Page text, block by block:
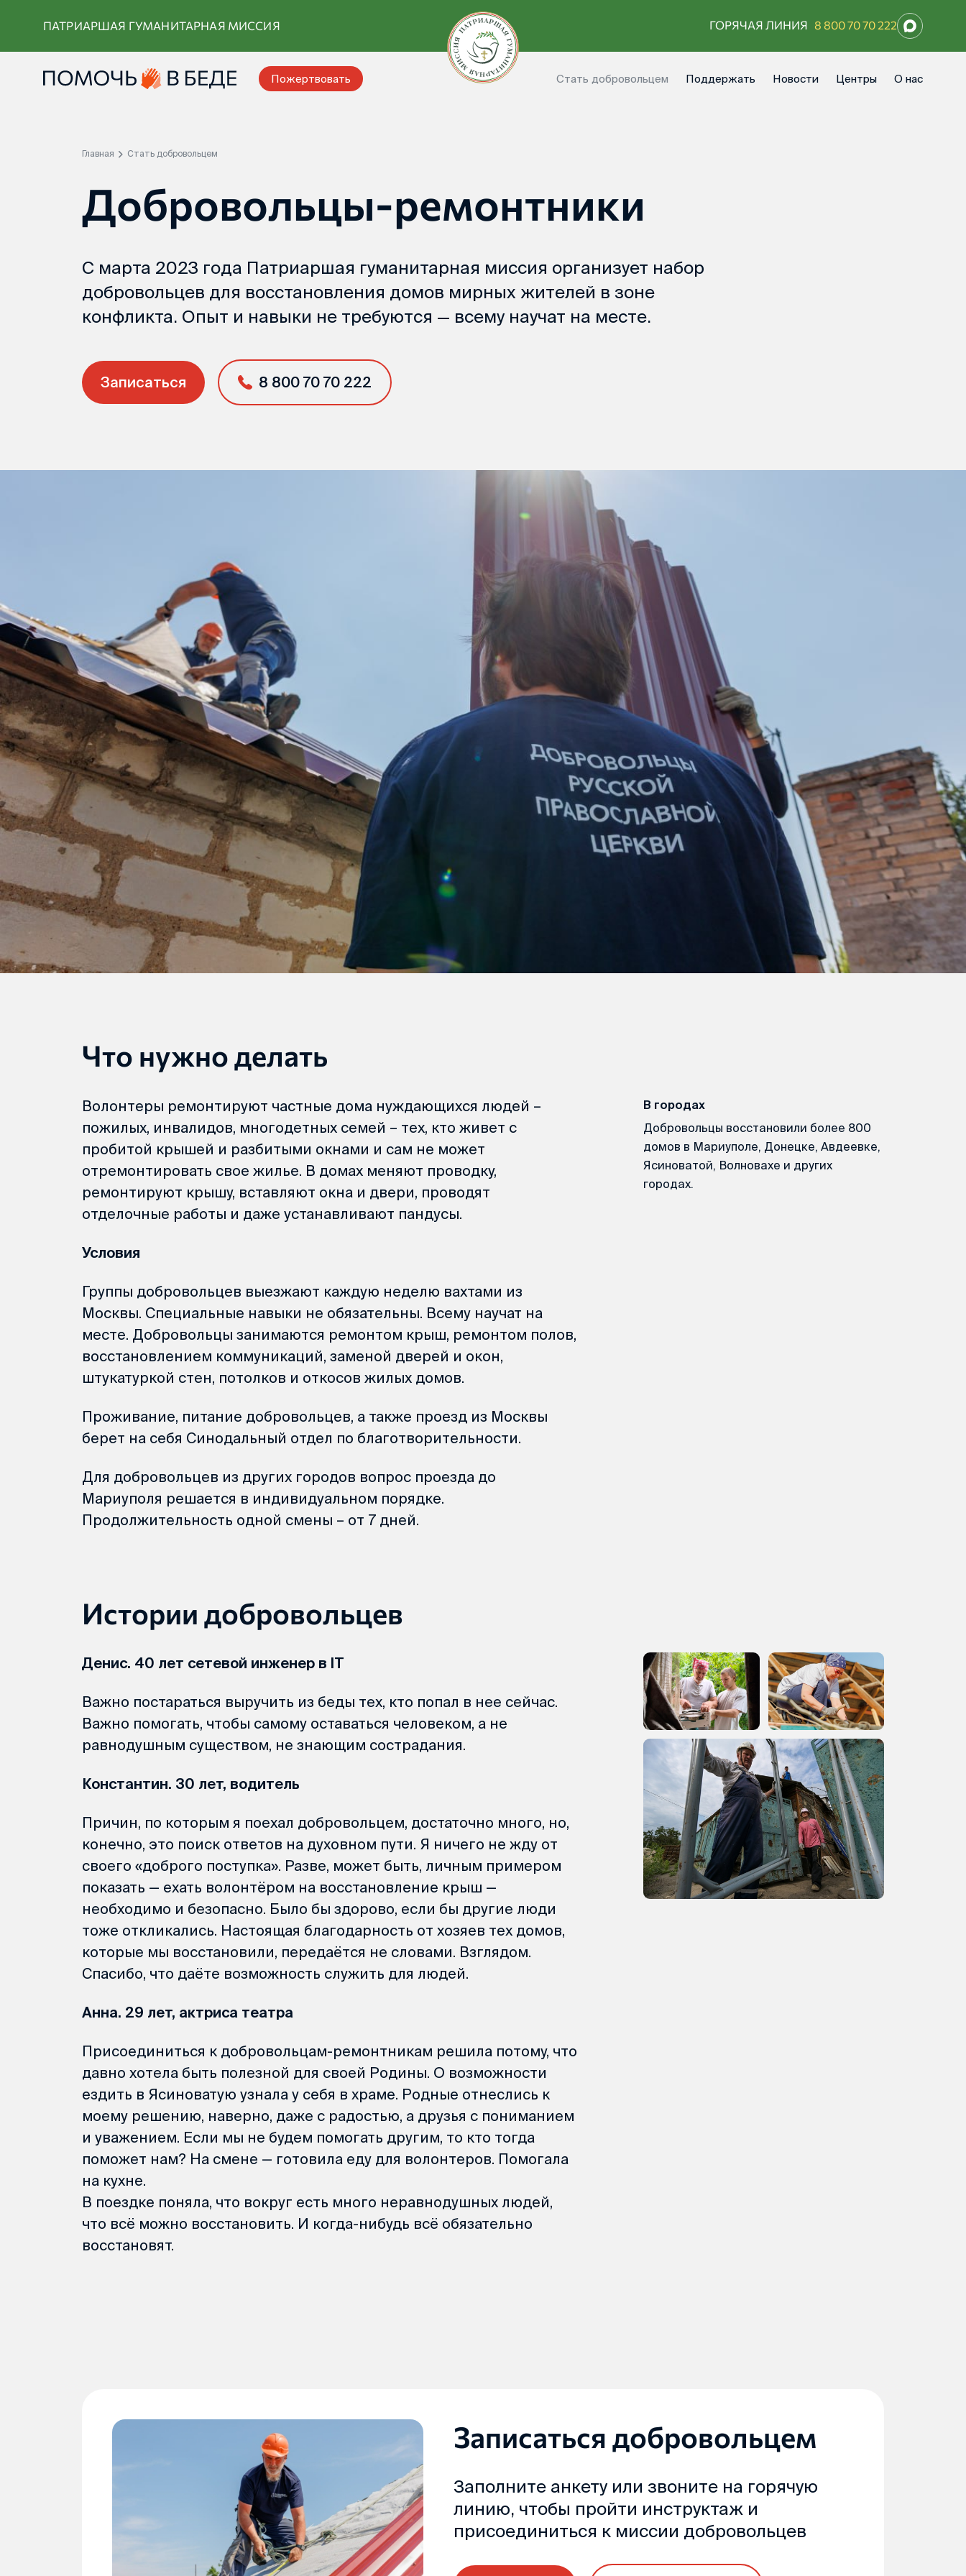
ПАТРИАРШАЯ ГУМАНИТАРНАЯ МИССИЯ ГОРЯЧАЯ ЛИНИЯ 8 800 70 70 222
Пожертвовать Стать добровольцем Поддержать Новости Центры О нас
Главная Стать добровольцем
Добровольцы-ремонтники
С марта 2023 года Патриаршая гуманитарная миссия организует набор
добровольцев для восстановления домов мирных жителей в зоне
конфликта. Опыт и навыки не требуются — всему научат на месте.
Записаться 8 800 70 70 222
Что нужно делать
Волонтеры ремонтируют частные дома нуждающихся людей –
пожилых, инвалидов, многодетных семей – тех, кто живет с
пробитой крышей и разбитыми окнами и сам не может
отремонтировать свое жилье. В домах меняют проводку,
ремонтируют крышу, вставляют окна и двери, проводят
отделочные работы и даже устанавливают пандусы.
Условия
Группы добровольцев выезжают каждую неделю вахтами из
Москвы. Специальные навыки не обязательны. Всему научат на
месте. Добровольцы занимаются ремонтом крыш, ремонтом полов,
восстановлением коммуникаций, заменой дверей и окон,
штукатуркой стен, потолков и откосов жилых домов.
Проживание, питание добровольцев, а также проезд из Москвы
берет на себя Синодальный отдел по благотворительности.
Для добровольцев из других городов вопрос проезда до
Мариуполя решается в индивидуальном порядке.
Продолжительность одной смены – от 7 дней.
В городах
Добровольцы восстановили более 800
домов в Мариуполе, Донецке, Авдеевке,
Ясиноватой, Волновахе и других
городах.
Истории добровольцев
Денис. 40 лет сетевой инженер в IT
Важно постараться выручить из беды тех, кто попал в нее сейчас.
Важно помогать, чтобы самому оставаться человеком, а не
равнодушным существом, не знающим сострадания.
Константин. 30 лет, водитель
Причин, по которым я поехал добровольцем, достаточно много, но,
конечно, это поиск ответов на духовном пути. Я ничего не жду от
своего «доброго поступка». Разве, может быть, личным примером
показать — ехать волонтёром на восстановление крыш —
необходимо и безопасно. Было бы здорово, если бы другие люди
тоже откликались. Настоящая благодарность от хозяев тех домов,
которые мы восстановили, передаётся не словами. Взглядом.
Спасибо, что даёте возможность служить для людей.
Анна. 29 лет, актриса театра
Присоединиться к добровольцам-ремонтникам решила потому, что
давно хотела быть полезной для своей Родины. О возможности
ездить в Ясиноватую узнала у себя в храме. Родные отнеслись к
моему решению, наверно, даже с радостью, а друзья с пониманием
и уважением. Если мы не будем помогать другим, то кто тогда
поможет нам? На смене — готовила еду для волонтеров. Помогала
на кухне.
В поездке поняла, что вокруг есть много неравнодушных людей,
что всё можно восстановить. И когда-нибудь всё обязательно
восстановят.
Записаться добровольцем
Заполните анкету или звоните на горячую
линию, чтобы пройти инструктаж и
присоединиться к миссии добровольцев